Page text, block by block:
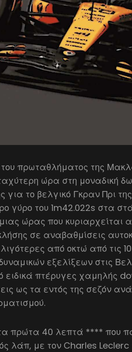
πρωταθλήματος της
ώρα στη μοναδική
για το βελγικό Γκραν Πρι
γύρο του 1m42.022s στα
ώρας που κυριαρχείται
σε αναβαθμίσεις
από οκτώ από τις
εξελίξεων στις
ειδικά πτέρυγες χαμηλής
ως τα εντός της σεζόν
πρώτα 40 λεπτά **** που
λάπ, με τον Charles Leclerc